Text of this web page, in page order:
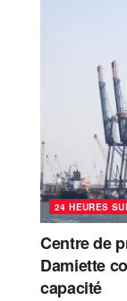
24 HEURES
Centre de
Damiette
capacité